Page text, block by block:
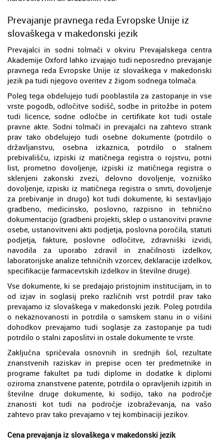
Prevajanje pravnega reda Evropske Unije iz
slovaškega v makedonski jezik
Prevajalci in sodni tolmači v okviru Prevajalskega centra
Akademije Oxford lahko izvajajo tudi neposredno prevajanje
pravnega reda Evropske Unije iz slovaškega v makedonski
jezik pa tudi njegovo overitev z žigom sodnega tolmača.
Poleg tega obdelujejo tudi pooblastila za zastopanje in vse
vrste pogodb, odločitve sodišč, sodbe in pritožbe in potem
tudi licence, sodne odločbe in certifikate kot tudi ostale
pravne akte. Sodni tolmači in prevajalci na zahtevo strank
prav tako obdelujejo tudi osebne dokumente (potrdilo o
državljanstvu, osebna izkaznica, potrdilo o stalnem
prebivališču, izpiski iz matičnega registra o rojstvu, potni
list, prometno dovoljenje, izpiski iz matičnega registra o
sklenjeni zakonski zvezi, delovno dovoljenje, vozniško
dovoljenje, izpiski iz matičnega registra o smrti, dovoljenje
za prebivanje in drugo) kot tudi dokumente, ki sestavljajo
gradbeno, medicinsko, poslovno, razpisno in tehnično
dokumentacijo (gradbeni projekti, sklep o ustanovitvi pravne
osebe, ustanovitveni akti podjetja, poslovna poročila, statuti
podjetja, fakture, poslovne odločitve, zdravniški izvidi,
navodila za uporabo zdravil in značilnosti izdelkov,
laboratorijske analize tehničnih vzorcev, deklaracije izdelkov,
specifikacije farmacevtskih izdelkov in številne druge).
Vse dokumente, ki se predajajo pristojnim institucijam, in to
od izjav in soglasij preko različnih vrst potrdil prav tako
prevajamo iz slovaškega v makedonski jezik. Poleg potrdila
o nekaznovanosti in potrdila o samskem stanu in o višini
dohodkov prevajamo tudi soglasje za zastopanje pa tudi
potrdilo o stalni zaposlitvi in ostale dokumente te vrste.
Zaključna spričevala osnovnih in srednjih šol, rezultate
znanstvenih raziskav in prepise ocen ter predmetnike in
programe fakultet pa tudi diplome in dodatke k diplomi
oziroma znanstvene patente, potrdila o opravljenih izpitih in
številne druge dokumente, ki sodijo, tako na področje
znanosti kot tudi na področje izobraževanja, na vašo
zahtevo prav tako prevajamo v tej kombinaciji jezikov.
Cena prevajanja iz slovaškega v makedonski jezik